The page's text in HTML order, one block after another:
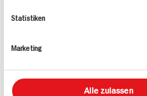
Statistiken
Marketing
Alle zulassen
Marktfinder